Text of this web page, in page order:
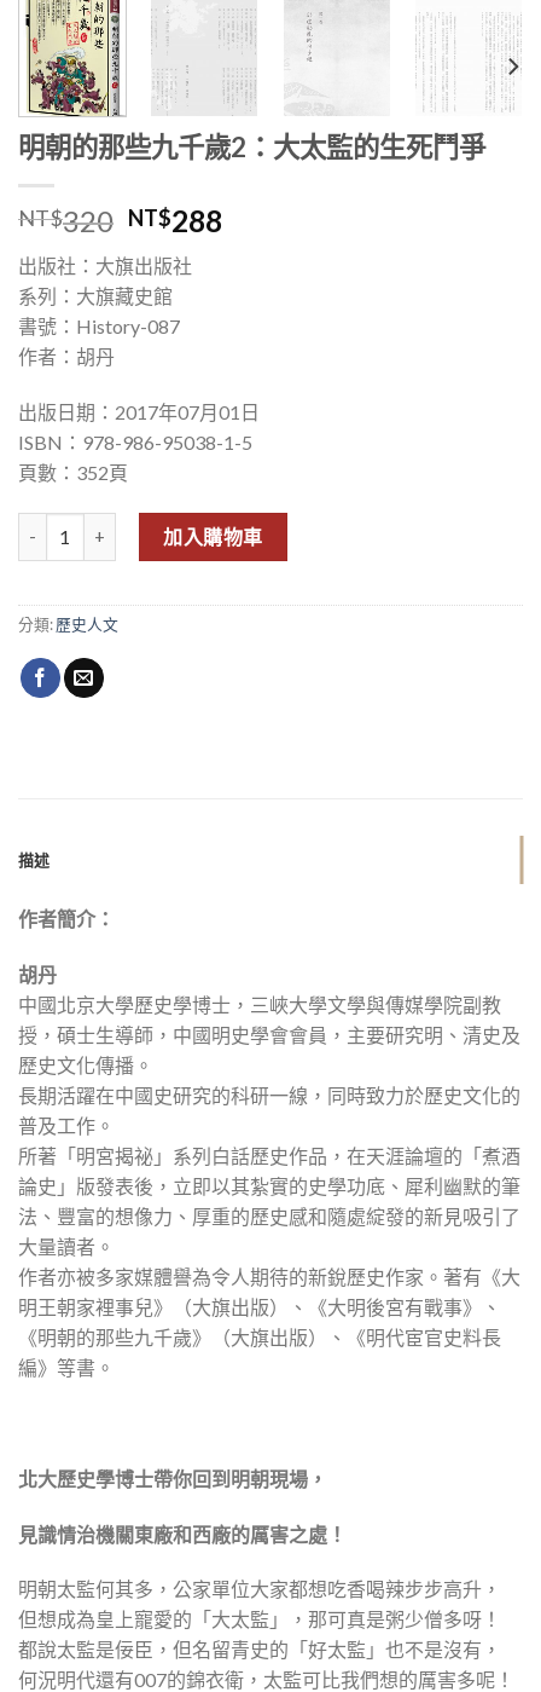
明朝的那些九千歲2：大太監的生死鬥爭
NT$320 NT$288
出版社：大旗出版社
系列：大旗藏史館
書號：History-087
作者：胡丹
出版日期：2017年07月01日
ISBN：978-986-95038-1-5
頁數：352頁
明朝的那些九千歲2：大太監的生死鬥爭 數量
加入購物車
分類:歷史人文
描述
作者簡介：
胡丹
中國北京大學歷史學博士，三峽大學文學與傳媒學院副教
授，碩士生導師，中國明史學會會員，主要研究明、清史及
歷史文化傳播。
長期活躍在中國史研究的科研一線，同時致力於歷史文化的
普及工作。
所著「明宮揭祕」系列白話歷史作品，在天涯論壇的「煮酒
論史」版發表後，立即以其紮實的史學功底、犀利幽默的筆
法、豐富的想像力、厚重的歷史感和隨處綻發的新見吸引了
大量讀者。
作者亦被多家媒體譽為令人期待的新銳歷史作家。著有《大
明王朝家裡事兒》（大旗出版）、《大明後宮有戰事》、
《明朝的那些九千歲》（大旗出版）、《明代宦官史料長
編》等書。
北大歷史學博士帶你回到明朝現場，
見識情治機關東廠和西廠的厲害之處！
明朝太監何其多，公家單位大家都想吃香喝辣步步高升，
但想成為皇上寵愛的「大太監」，那可真是粥少僧多呀！
都說太監是佞臣，但名留青史的「好太監」也不是沒有，
何況明代還有007的錦衣衛，太監可比我們想的厲害多呢！